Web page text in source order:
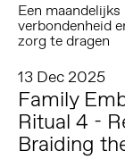
Een
verbondenheid
zorg te dragen
13 Dec 2025
Family
Ritual 4 -
Braiding